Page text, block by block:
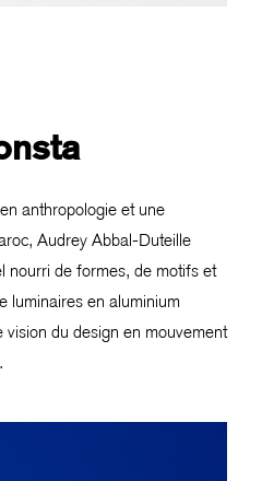
anthropologie et une
Audrey Abbal-Duteille
nourri de formes, de motifs et
luminaires en aluminium
du design en mouvement